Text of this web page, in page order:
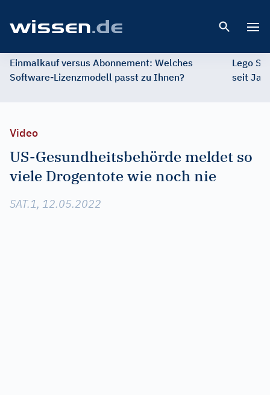
Einmalkauf versus Abonnement: Welches
Software-Lizenzmodell passt zu Ihnen?
Lego
seit
Video
US-Gesundheitsbehörde meldet so
viele Drogentote wie noch nie
SAT.1, 12.05.2022